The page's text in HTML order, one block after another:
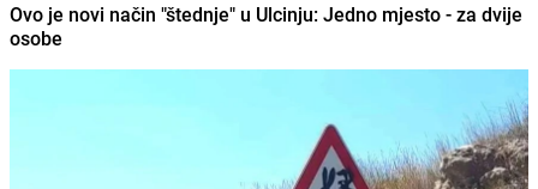
Ovo je novi način "štednje" u Ulcinju: Jedno mjesto - za dvije
osobe